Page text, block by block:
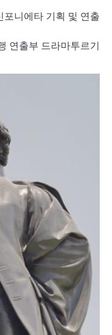
포니에타 기획 및 연출
연출부 드라마투르기